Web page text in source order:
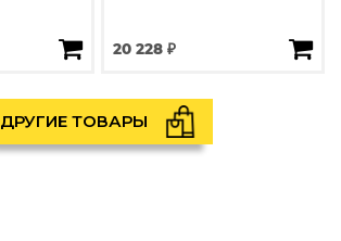
20 228 ₽
ДРУГИЕ ТОВАРЫ